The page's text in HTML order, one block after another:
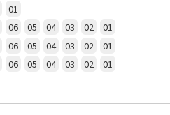
01
06 05 04 03 02 01
06 05 04 03 02 01
06 05 04 03 02
01